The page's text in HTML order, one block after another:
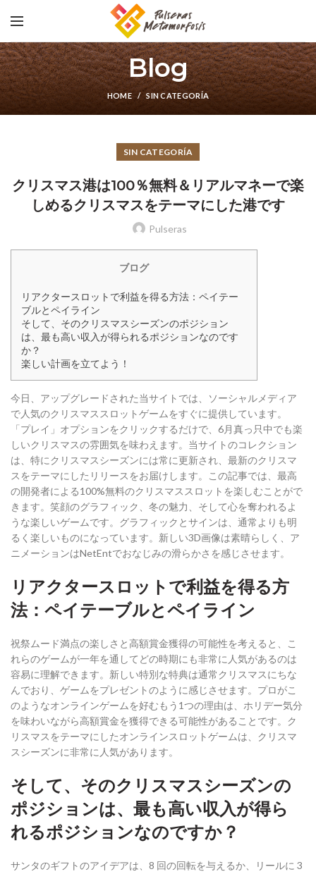
Blog
HOME SIN CATEGORÍA
SIN CATEGORÍA
クリスマス港は100％無料＆リアルマネーで楽
しめるクリスマスをテーマにした港です
Pulseras
ブログ
リアクタースロットで利益を得る方法：ペイテー
ブルとペイライン
そして、そのクリスマスシーズンのポジション
は、最も高い収入が得られるポジションなのです
か？
楽しい計画を立てよう！
今日、アップグレードされた当サイトでは、ソーシャルメディア
で人気のクリスマススロットゲームをすぐに提供しています。
「プレイ」オプションをクリックするだけで、6月真っ只中でも楽
しいクリスマスの雰囲気を味わえます。当サイトのコレクション
は、特にクリスマスシーズンには常に更新され、最新のクリスマ
スをテーマにしたリリースをお届けします。この記事では、最高
の開発者による100%無料のクリスマススロットを楽しむことがで
きます。笑顔のグラフィック、冬の魅力、そして心を奪われるよ
うな楽しいゲームです。グラフィックとサインは、通常よりも明
るく楽しいものになっています。新しい3D画像は素晴らしく、ア
ニメーションはNetEntでおなじみの滑らかさを感じさせます。
リアクタースロットで利益を得る方
法：ペイテーブルとペイライン
祝祭ムード満点の楽しさと高額賞金獲得の可能性を考えると、こ
れらのゲームが一年を通してどの時期にも非常に人気があるのは
容易に理解できます。新しい特別な特典は通常クリスマスにちな
んでおり、ゲームをプレゼントのように感じさせます。プロがこ
のようなオンラインゲームを好むもう1つの理由は、ホリデー気分
を味わいながら高額賞金を獲得できる可能性があることです。ク
リスマスをテーマにしたオンラインスロットゲームは、クリスマ
スシーズンに非常に人気があります。
そして、そのクリスマスシーズンの
ポジションは、最も高い収入が得ら
れるポジションなのですか？
サンタのギフトのアイデアは、8 回の回転を与えるか、リールに 3